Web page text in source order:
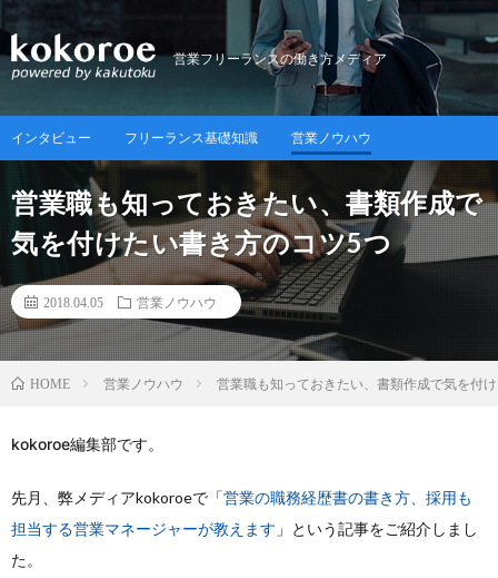
営業フリーランスの働き方メディア
インタビュー フリーランス基礎知識 営業ノウハウ
営業職も知っておきたい、書類作成で
気を付けたい書き方のコツ5つ
2018.04.05 営業ノウハウ
HOME 営業ノウハウ 営業職も知っておきたい、書類作成で気を付
kokoroe編集部です。
先月、弊メディアkokoroeで「営業の職務経歴書の書き方、採用も
担当する営業マネージャーが教えます 」という記事をご紹介しまし
た。